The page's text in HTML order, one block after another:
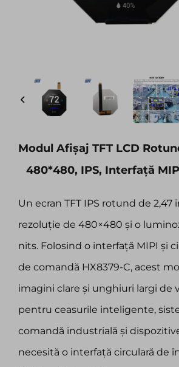
Modul Afișaj TFT LCD
480*480, IPS, Interfață
Un ecran TFT IPS rotund de 2,47
rezoluție de 480×480 și o
nits. Folosind o interfață MIPI și
de comandă HX8379-C, acest
imagini clare și unghiuri largi de
pentru ceasurile inteligente,
comandă industrială și
necesită o interfață circulară de